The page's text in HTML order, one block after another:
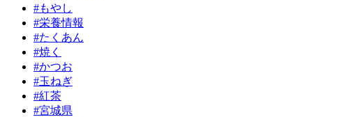
#もやし
#栄養情報
#たくあん
#焼く
#かつお
#玉ねぎ
#紅茶
#宮城県